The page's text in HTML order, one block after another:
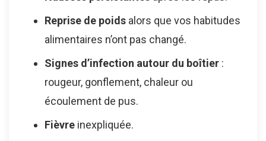
Reprise de poids alors que vos habitudes
alimentaires n’ont pas changé.
Signes d’infection autour du boîtier :
rougeur, gonflement, chaleur ou
écoulement de pus.
Fièvre inexpliquée.